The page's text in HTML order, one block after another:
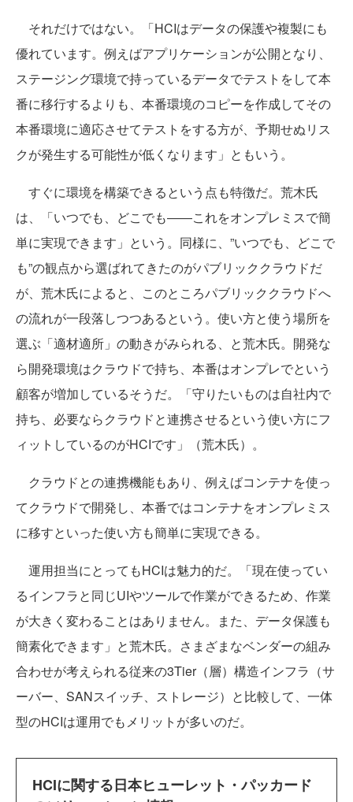
それだけではない。「HCIはデータの保護や複製にも
優れています。例えばアプリケーションが公開となり、
ステージング環境で持っているデータでテストをして本
番に移行するよりも、本番環境のコピーを作成してその
本番環境に適応させてテストをする方が、予期せぬリス
クが発生する可能性が低くなります」ともいう。
すぐに環境を構築できるという点も特徴だ。荒木氏
は、「いつでも、どこでも――これをオンプレミスで簡
単に実現できます」という。同様に、”いつでも、どこで
も”の観点から選ばれてきたのがパブリッククラウドだ
が、荒木氏によると、このところパブリッククラウドへ
の流れが一段落しつつあるという。使い方と使う場所を
選ぶ「適材適所」の動きがみられる、と荒木氏。開発な
ら開発環境はクラウドで持ち、本番はオンプレでという
顧客が増加しているそうだ。「守りたいものは自社内で
持ち、必要ならクラウドと連携させるという使い方にフ
ィットしているのがHCIです」（荒木氏）。
クラウドとの連携機能もあり、例えばコンテナを使っ
てクラウドで開発し、本番ではコンテナをオンプレミス
に移すといった使い方も簡単に実現できる。
運用担当にとってもHCIは魅力的だ。「現在使ってい
るインフラと同じUIやツールで作業ができるため、作業
が大きく変わることはありません。また、データ保護も
簡素化できます」と荒木氏。さまざまなベンダーの組み
合わせが考えられる従来の3Tier（層）構造インフラ（サ
ーバー、SANスイッチ、ストレージ）と比較して、一体
型のHCIは運用でもメリットが多いのだ。
HCIに関する日本ヒューレット・パッカード